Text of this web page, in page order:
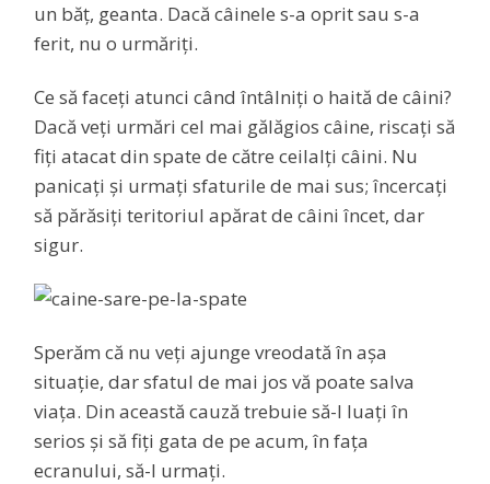
un băț, geanta. Dacă câinele s-a oprit sau s-a
ferit, nu o urmăriți.
Ce să faceți atunci când întâlniți o haită de câini?
Dacă veți urmări cel mai gălăgios câine, riscați să
fiți atacat din spate de către ceilalți câini. Nu
panicați și urmați sfaturile de mai sus; încercați
să părăsiți teritoriul apărat de câini încet, dar
sigur.
Sperăm că nu veți ajunge vreodată în așa
situație, dar sfatul de mai jos vă poate salva
viața. Din această cauză trebuie să-l luați în
serios și să fiți gata de pe acum, în fața
ecranului, să-l urmați.